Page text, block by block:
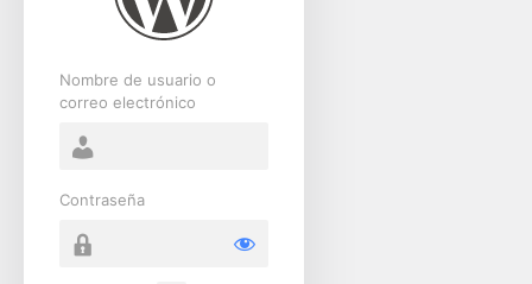
Nombre de usuario o
correo electrónico
Contraseña